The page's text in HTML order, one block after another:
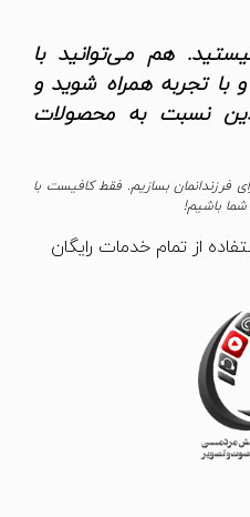
هم می‌توانید با
با تجربه همراه شوید و
نسبت به محصولات
فرزندانمان بسازیم. فقط کافیست با
شما باشیم!
از تمام خدمات رایگان